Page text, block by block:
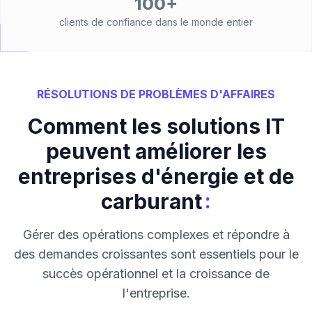
clients de confiance dans le monde entier
RÉSOLUTIONS DE PROBLÈMES D'AFFAIRES
Comment les solutions IT
peuvent améliorer les
entreprises d'énergie et de
carburant:
Gérer des opérations complexes et répondre à
des demandes croissantes sont essentiels pour le
succès opérationnel et la croissance de
l'entreprise.